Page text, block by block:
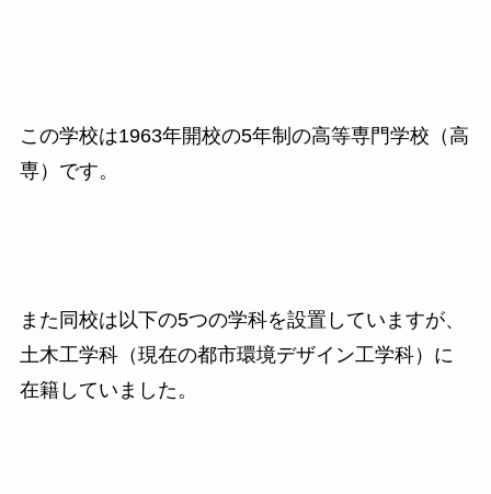
この学校は1963年開校の5年制の高等専門学校（高
専）です。
また同校は以下の5つの学科を設置していますが、
土木工学科（現在の都市環境デザイン工学科）に
在籍していました。